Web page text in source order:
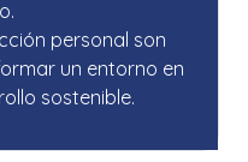
personal son
un entorno en
sostenible.